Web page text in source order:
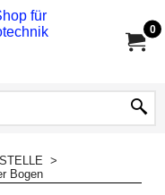
0
>
Bogen